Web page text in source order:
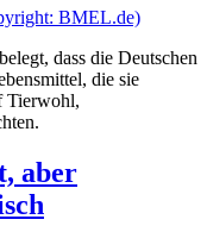
dass die Deutschen
die sie
Tierwohl,
aber